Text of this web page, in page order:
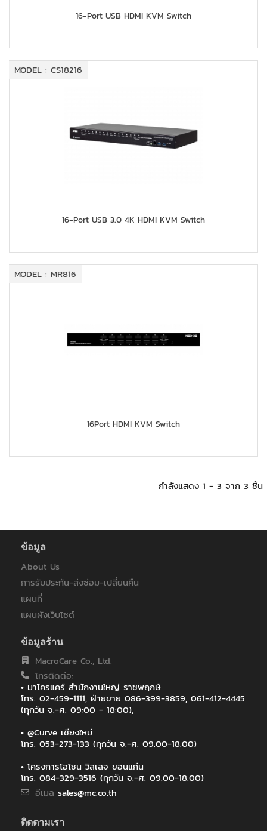
16-Port USB HDMI KVM Switch
MODEL : CS18216
16-Port USB 3.0 4K HDMI KVM Switch
MODEL : MR816
16Port HDMI KVM Switch
กำลังแสดง 1 - 3 จาก 3 ชิ้น
ข้อมูล
About Us
การรับประกัน-ส่งซ่อม-เปลี่ยนคืน
แผนที่
แผนผังเว็บไซต์
ข้อมูลร้าน
MacroCare Co., Ltd.
โทรติดต่อ:
• มาโครแคร์ สำนักงานใหญ่ ราชพฤกษ์
โทร. 02-459-1111, ฝ่ายขาย 086-399-3859, 061-412-4445
(ทุกวัน จ.-ศ. 09:00 - 18:00),
• @Curve เชียงใหม่
โทร. 053-273-133 (ทุกวัน จ.-ศ. 09.00-18.00)
• โครงการโอโซน วิลเลจ ขอนแก่น
โทร. 084-329-3516 (ทุกวัน จ.-ศ. 09.00-18.00)
อีเมล sales@mc.co.th
ติดตามเรา